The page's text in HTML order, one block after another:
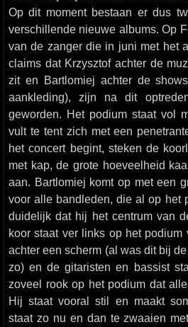
Op dit moment bestaan er dus
verschillende nieuwe albums. Op
van de zanger die in juni met het
claims dat Krzysztof achter de
zit en Bartlomiej achter de
aankleding), zijn na dit
geworden. Het podium staat vol
vult te tent zich met een
het concert begint, steken de
met kap, de grote hoeveelheid
aan. Bartlomiej komt op met een
voor alle bandleden, die al op het
duidelijk dat hij het centrum van
koor staat ver links op het podium
achter een scherm (al was dit bij de
zo) en de gitaristen en bassist
zoveel rook op het podium dat
Hij staat vooral stil en maakt
staat zo nu en dan te zwaaien